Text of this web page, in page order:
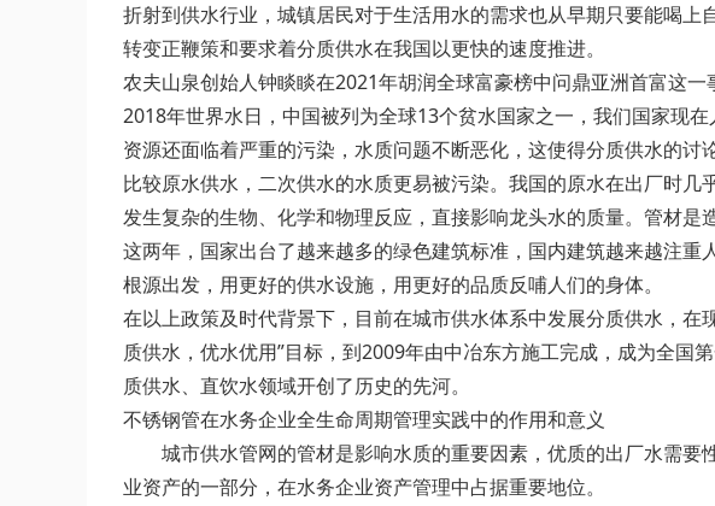
折射到供水行业，城镇居民对于生活用水的需求也从早期只要能喝
转变正鞭策和要求着分质供水在我国以更快的速度推进。
农夫山泉创始人钟睒睒在2021年胡润全球富豪榜中问鼎亚洲首富这一
2018年世界水日，中国被列为全球13个贫水国家之一，我们国家现
资源还面临着严重的污染，水质问题不断恶化，这使得分质供水的讨
比较原水供水，二次供水的水质更易被污染。我国的原水在出厂时
发生复杂的生物、化学和物理反应，直接影响龙头水的质量。管材是
这两年，国家出台了越来越多的绿色建筑标准，国内建筑越来越注
根源出发，用更好的供水设施，用更好的品质反哺人们的身体。
在以上政策及时代背景下，目前在城市供水体系中发展分质供水，
质供水，优水优用”目标，到2009年由中冶东方施工完成，成为全
质供水、直饮水领域开创了历史的先河。
不锈钢管在水务企业全生命周期管理实践中的作用和意义
城市供水管网的管材是影响水质的重要因素，优质的出厂水需要
业资产的一部分，在水务企业资产管理中占据重要地位。